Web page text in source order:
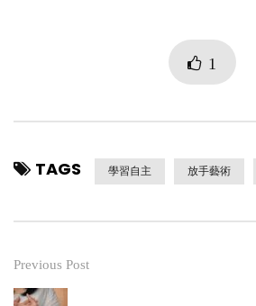
1
TAGS 學習自主 放手藝術
Previous Post